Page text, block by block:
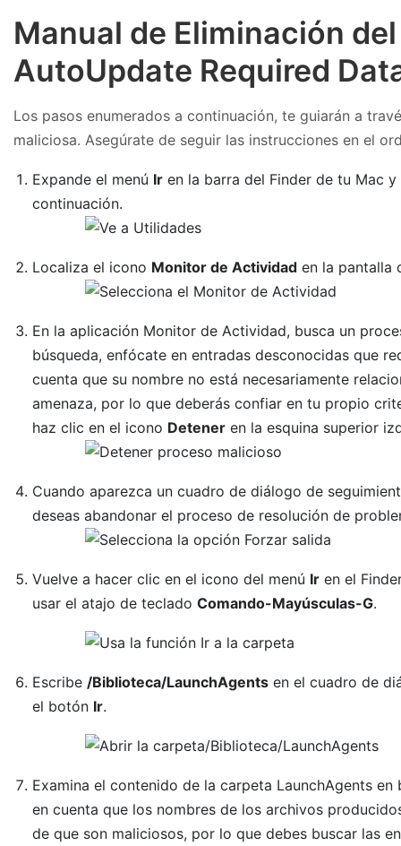
Manual de Eliminación
AutoUpdate Required
Los pasos enumerados a continuación, te guiarán a
maliciosa. Asegúrate de seguir las instrucciones en el
Expande el menú Ir en la barra del Finder de tu Mac
continuación.
Localiza el icono Monitor de Actividad en la pantalla
En la aplicación Monitor de Actividad, busca un
búsqueda, enfócate en entradas desconocidas que
cuenta que su nombre no está necesariamente
amenaza, por lo que deberás confiar en tu propio
haz clic en el icono Detener en la esquina superior
Cuando aparezca un cuadro de diálogo de
deseas abandonar el proceso de resolución de
Vuelve a hacer clic en el icono del menú Ir en el
usar el atajo de tecladoComando-Mayúsculas-G.
Escribe/Biblioteca/LaunchAgents en el cuadro de
el botón Ir.
Examina el contenido de la carpeta LaunchAgents
en cuenta que los nombres de los archivos
de que son maliciosos, por lo que debes buscar las